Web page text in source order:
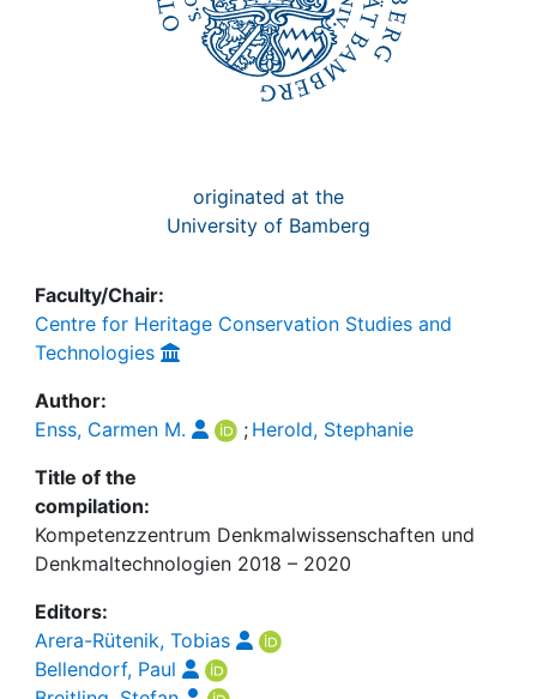
originated at the
University of Bamberg
Faculty/Chair:
Centre for Heritage Conservation Studies and
Technologies
Author:
Enss, Carmen M.
; Herold, Stephanie
Title of the
compilation:
Kompetenzzentrum Denkmalwissenschaften und
Denkmaltechnologien 2018 – 2020
Editors:
Arera-Rütenik, Tobias
Bellendorf, Paul